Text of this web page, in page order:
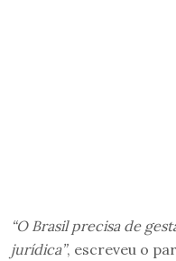
“O Brasil precisa de
jurídica”, escreveu o